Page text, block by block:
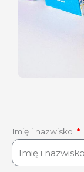
Imię i nazwisko